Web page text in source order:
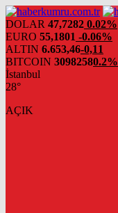
DOLAR 47,7282 0.02%
EURO 55,1801 -0.06%
ALTIN 6.653,46-0,11
BITCOIN 30982580.2%
İstanbul
28°
AÇIK